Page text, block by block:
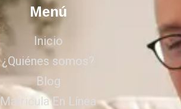
Menú
Inicio
¿Quiénes somos?
Blog
Matricula En Línea